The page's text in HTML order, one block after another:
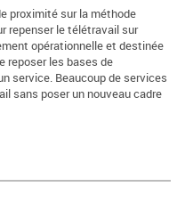
proximité sur la méthode
repenser le télétravail sur
opérationnelle et destinée
reposer les bases de
service. Beaucoup de services
sans poser un nouveau cadre